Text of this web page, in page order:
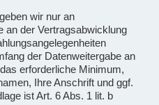
wir nur an
an der Vertragsabwicklung
der Datenweitergabe an
erforderliche Minimum,
Ihre Anschrift und ggf.
ist Art. 6 Abs. 1 lit. b